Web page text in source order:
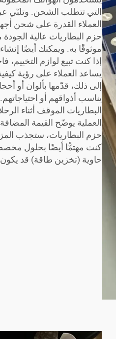
التي تتطلب الشحن. وتلبّي
العملاء القدرة على شحن
إذا كنت تبيع لوازم
يساعد العملاء على رؤية
إلى ذلك، قدّمها بألوان أو
يناسب أذواقهم أو
البطاريات الموقف أثناء
العملية يوضّح القيمة
حزم البطاريات، ستجذب
كنت مهتمًّا أيضًا بحلول
حاوية (تخزين طاقة) قد يكون